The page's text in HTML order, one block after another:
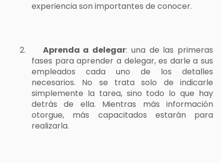
experiencia son importantes de conocer.
2. Aprenda a delegar: una de las primeras
fases para aprender a delegar, es darle a sus
empleados cada uno de los detalles
necesarios. No se trata solo de indicarle
simplemente la tarea, sino todo lo que hay
detrás de ella. Mientras más información
otorgue, más capacitados estarán para
realizarla.